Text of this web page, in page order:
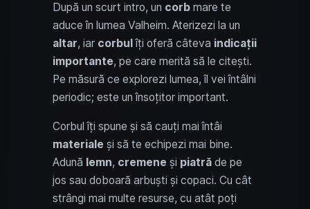
După un scurt intro, un corb mare te
aduce în lumea Valheim. Aterizezi la un
altar, iar corbul îți oferă câteva indicații
importante, pe care merită să le citești.
Pe măsură ce explorezi lumea, îl vei întâlni
periodic; este un însoțitor important.
Corbul îți spune și să cauți mai întâi
materiale și să te echipezi mai bine.
Adună lemn, cremene și piatră de pe
jos sau doboară arbuști și copaci. Cu cât
strângi mai multe resurse, cu atât poți